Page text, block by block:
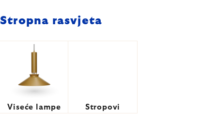
Stropna rasvjeta
Viseće lampe Stropovi